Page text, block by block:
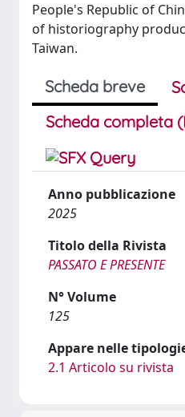
People's Republic of
of historiography
Taiwan.
Scheda breve
Scheda completa
Anno pubblicazione
2025
Titolo della Rivista
PASSATO E PRESENTE
N° Volume
125
Appare nelle
2.1 Articolo su rivista